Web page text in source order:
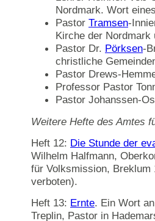
Nordmark. Wort
Pastor Tramsen-
Kirche der Nordmark
Pastor Dr. Pörksen-
christliche
Pastor Drews-
Professor Pastor
Pastor Johanssen-
Weitere Hefte des Amtes
Heft 12: Die Stunde der
Wilhelm Halfmann,
für Volksmission, Breklum
verboten).
Heft 13: Ernte. Ein Wort
Treplin, Pastor in